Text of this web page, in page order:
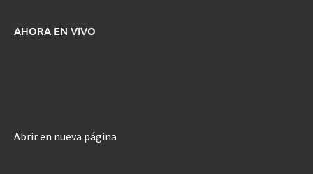
AHORA EN VIVO
Abrir en nueva página